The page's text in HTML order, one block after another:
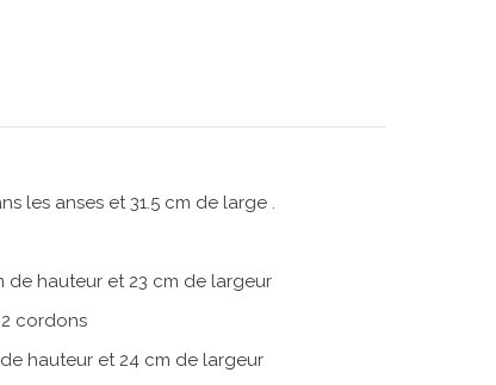
les anses et 31.5 cm de large .
et 23 cm de largeur
cordons
et 24 cm de largeur